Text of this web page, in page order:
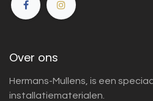
Over ons
Hermans-Mullens, is een
installatiematerialen.